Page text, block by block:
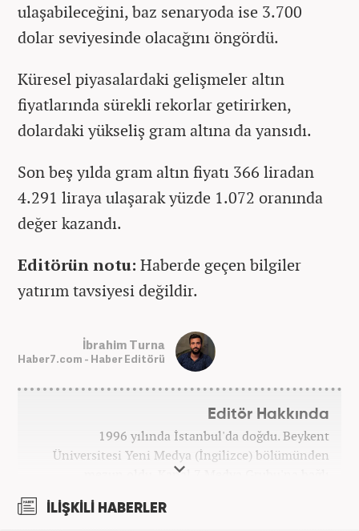
ulaşabileceğini, baz senaryoda ise 3.700
dolar seviyesinde olacağını öngördü.
Küresel piyasalardaki gelişmeler altın
fiyatlarında sürekli rekorlar getirirken,
dolardaki yükseliş gram altına da yansıdı.
Son beş yılda gram altın fiyatı 366 liradan
4.291 liraya ulaşarak yüzde 1.072 oranında
değer kazandı.
Editörün notu: Haberde geçen bilgiler
yatırım tavsiyesi değildir.
İbrahim Turna
Haber7.com - Haber Editörü
Editör Hakkında
1996 yılında İstanbul'da doğdu. Beykent
Üniversitesi Yeni Medya (İngilizce) bölümünden
mezun oldu. Kanal 7 Medya Grubu'na bağlı
İLİŞKİLİ HABERLER